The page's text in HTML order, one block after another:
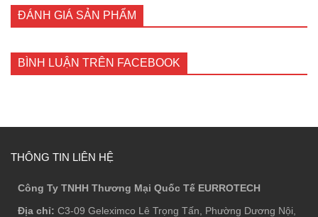
2.090.000 ₫.là:
1.985.500 ₫.
ĐÁNH GIÁ SẢN PHẨM
BÌNH LUẬN TRÊN FACEBOOK
THÔNG TIN LIÊN HỆ
Công Ty TNHH Thương Mại Quốc Tế EURROTECH
Địa chỉ: C3-09 Geleximco Lê Trọng Tấn, Phường Dương Nội,